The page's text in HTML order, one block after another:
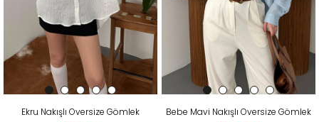
Ekru Nakışlı Oversize Gömlek Bebe Mavi Nakışlı Oversize Gömlek